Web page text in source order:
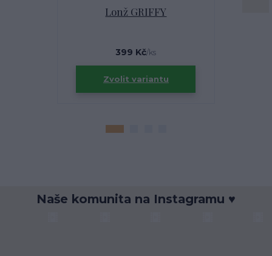
Lonž GRIFFY
399 Kč/ks
Zvolit variantu
Naše komunita na Instagramu ♥